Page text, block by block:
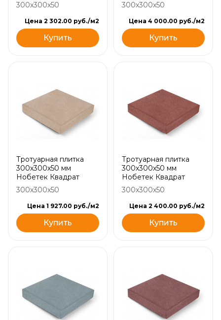
300x300x50
Цена 2 302.00 руб./м2
Купить
300x300x50
Цена 4 000.00 руб./м2
Купить
Тротуарная плитка
300х300х50 мм
Нобетек Квадрат
300x300x50
Цена 1 927.00 руб./м2
Купить
Тротуарная плитка
300х300х50 мм
Нобетек Квадрат
300x300x50
Цена 2 400.00 руб./м2
Купить